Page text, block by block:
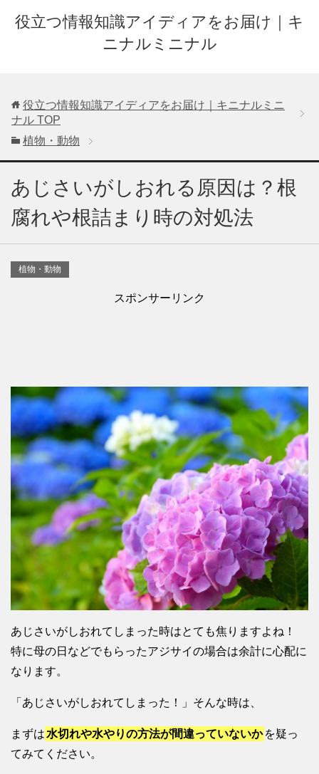
役立つ情報知識アイディアをお届け｜キ
ニナルミニナル
役立つ情報知識アイディアをお届け｜キニナルミニ
ナル TOP
植物・動物
あじさいがしおれる原因は？根
腐れや根詰まり時の対処法
植物・動物
スポンサーリンク
あじさいがしおれてしまった時はとても焦りますよね！
特に母の日などでもらったアジサイの場合は余計に心配に
なります。
「あじさいがしおれてしまった！」そんな時は、
まずは 水切れや水やりの方法が間違っていないか を疑っ
てみてください。